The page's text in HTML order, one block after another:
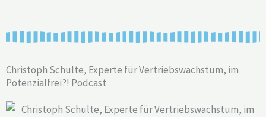
Christoph Schulte, Experte für Vertriebswachstum, im
Potenzialfrei?! Podcast